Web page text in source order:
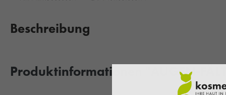
Beschreibung
Produktinformationen "AUGEN-